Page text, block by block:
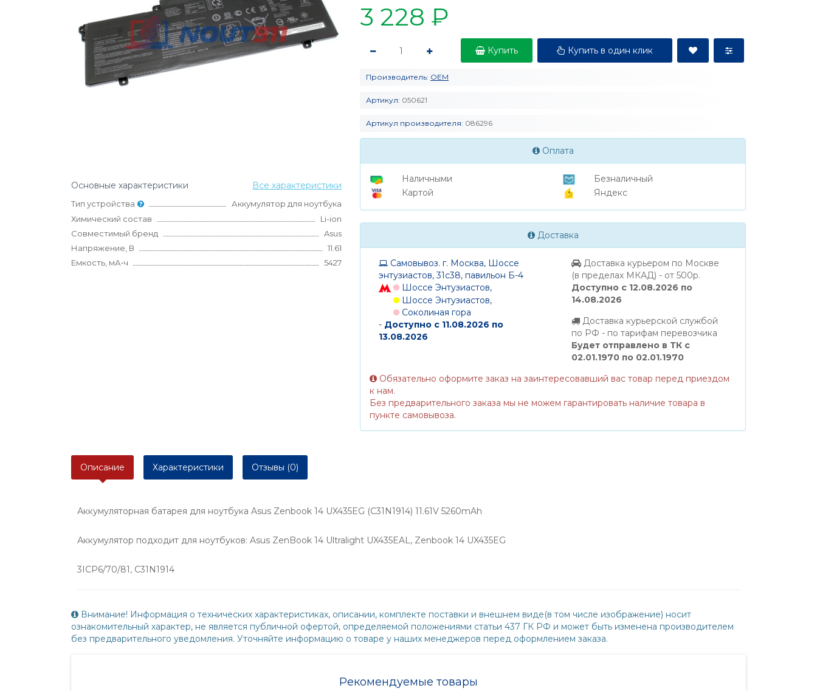
Основные характеристики Все характеристики
Тип устройства
Аккумулятор для ноутбука
Химический состав
Li-ion
Совместимый бренд
Asus
Напряжение, В
11.61
Емкость, мА•ч
5427
3 228 ₽
Купить Купить в один клик
Производитель: OEM
Артикул: 050621
Артикул производителя: 086296
Оплата
Наличными
Картой
Безналичный
Яндекс
Доставка
Самовывоз. г. Москва, Шоссе
энтузиастов, 31с38, павильон Б-4
Шоссе Энтузиастов,
Шоссе Энтузиастов,
Соколиная гора
- Доступно с 11.08.2026 по
13.08.2026
Доставка курьером по Москве
(в пределах МКАД) - от 500р.
Доступно с 12.08.2026 по
14.08.2026
Доставка курьерской службой
по РФ - по тарифам перевозчика
Будет отправлено в ТК с
02.01.1970 по 02.01.1970
Обязательно оформите заказ на заинтересовавший вас товар перед приездом
к нам.
Без предварительного заказа мы не можем гарантировать наличие товара в
пункте самовывоза.
Описание Характеристики Отзывы (0)
Аккумуляторная батарея для ноутбукa Asus Zenbook 14 UX435EG (C31N1914) 11.61V 5260mAh
Аккумулятор подходит для ноутбуков: Asus ZenBook 14 Ultralight UX435EAL, Zenbook 14 UX435EG
3ICP6/70/81, C31N1914
Внимание! Информация о технических характеристиках, описании, комплекте поставки и внешнем виде(в том числе изображение) носит
ознакомительный характер, не является публичной офертой, определяемой положениями статьи 437 ГК РФ и может быть изменена производителем
без предварительного уведомления. Уточняйте информацию о товаре у наших менеджеров перед оформлением заказа.
Рекомендуемые товары